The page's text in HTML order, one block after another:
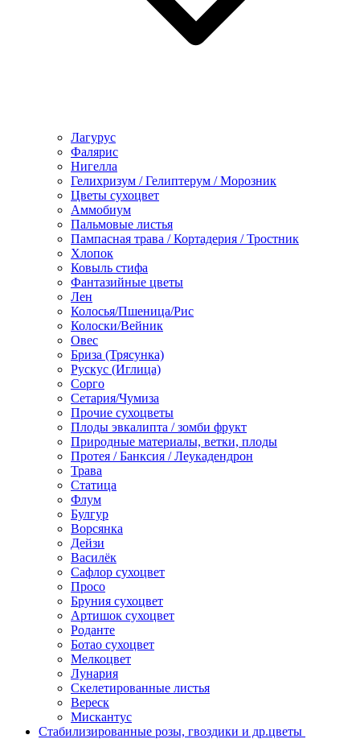
Лагурус
Фалярис
Нигелла
Гелихризум / Гелиптерум / Морозник
Цветы сухоцвет
Аммобиум
Пальмовые листья
Пампасная трава / Кортадерия / Тростник
Хлопок
Ковыль стифа
Фантазийные цветы
Лен
Колосья/Пшеница/Рис
Колоски/Вейник
Овес
Бриза (Трясунка)
Рускус (Иглица)
Сорго
Сетария/Чумиза
Прочие сухоцветы
Плоды эвкалипта / зомби фрукт
Природные материалы, ветки, плоды
Протея / Банксия / Леукадендрон
Трава
Статица
Флум
Булгур
Ворсянка
Дейзи
Василёк
Сафлор сухоцвет
Просо
Бруния сухоцвет
Артишок сухоцвет
Роданте
Ботао сухоцвет
Мелкоцвет
Лунария
Скелетированные листья
Вереск
Мискантус
Стабилизированные розы, гвоздики и др.цветы